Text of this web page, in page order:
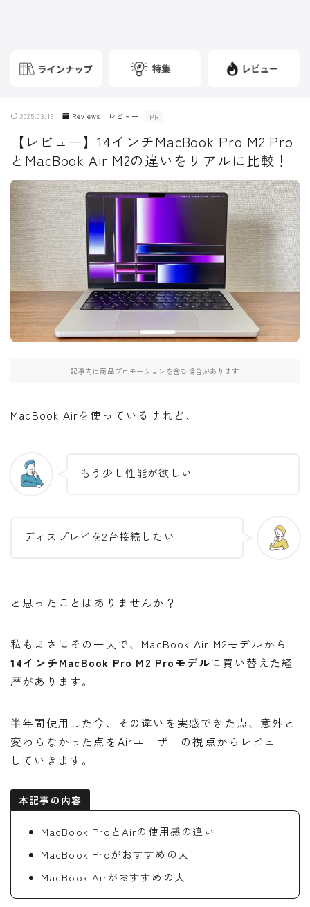
2025.03.16 Reviews | レビュー PR
【レビュー】14インチMacBook Pro M2 Pro
とMacBook Air M2の違いをリアルに比較！
記事内に商品プロモーションを含む場合があります
MacBook Airを使っているけれど、
もう少し性能が欲しい
ディスプレイを2台接続したい
と思ったことはありませんか？
私もまさにその一人で、MacBook Air M2モデルから
14インチMacBook Pro M2 Proモデルに買い替えた経
歴があります。
半年間使用した今、その違いを実感できた点、意外と
変わらなかった点をAirユーザーの視点からレビュー
していきます。
本記事の内容
MacBook ProとAirの使用感の違い
MacBook Proがおすすめの人
MacBook Airがおすすめの人